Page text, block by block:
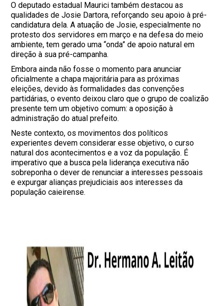
O deputado estadual Maurici também destacou as
qualidades de Josie Dartora, reforçando seu apoio à pré-
candidatura dela. A atuação de Josie, especialmente no
protesto dos servidores em março e na defesa do meio
ambiente, tem gerado uma “onda” de apoio natural em
direção à sua pré-campanha.
Embora ainda não fosse o momento para anunciar
oficialmente a chapa majoritária para as próximas
eleições, devido às formalidades das convenções
partidárias, o evento deixou claro que o grupo de coalizão
presente tem um objetivo comum: a oposição à
administração do atual prefeito.
Neste contexto, os movimentos dos políticos
experientes devem considerar esse objetivo, o curso
natural dos acontecimentos e a voz da população. É
imperativo que a busca pela liderança executiva não
sobreponha o dever de renunciar a interesses pessoais
e expurgar alianças prejudiciais aos interesses da
população caieirense.